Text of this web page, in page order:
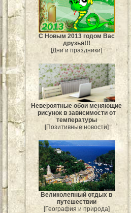
С Новым 2013 годом Вас
друзья!!!
[Дни и праздники]
Невероятные обои меняющие
рисунок в зависимости от
температуры
[Позитивные новости]
Великолепный отдых в
путешествии
[География и природа]